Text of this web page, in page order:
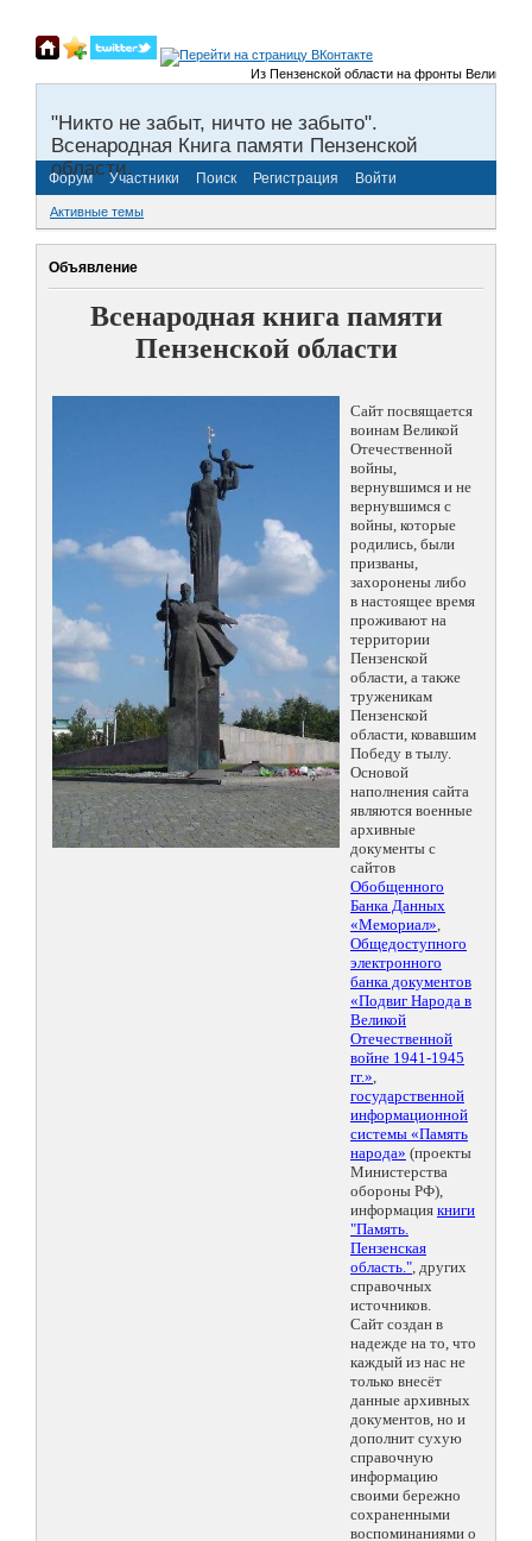
Из Пензенской области на фронты Великой
"Никто не забыт, ничто не забыто".
Всенародная Книга памяти Пензенской
области.
Форум Участники Поиск Регистрация Войти
Активные темы
Объявление
Всенародная книга памяти
Пензенской области
Сайт посвящается
воинам Великой
Отечественной
войны,
вернувшимся и не
вернувшимся с
войны, которые
родились, были
призваны,
захоронены либо
в настоящее время
проживают на
территории
Пензенской
области, а также
труженикам
Пензенской
области, ковавшим
Победу в тылу.
Основой
наполнения сайта
являются военные
архивные
документы с
сайтов
Обобщенного
Банка Данных
«Мемориал»,
Общедоступного
электронного
банка документов
«Подвиг Народа в
Великой
Отечественной
войне 1941-1945
гг.»,
государственной
информационной
системы «Память
народа» (проекты
Министерства
обороны РФ),
информация книги
"Память.
Пензенская
область.", других
справочных
источников.
Сайт создан в
надежде на то, что
каждый из нас не
только внесёт
данные архивных
документов, но и
дополнит сухую
справочную
информацию
своими бережно
сохраненными
воспоминаниями о